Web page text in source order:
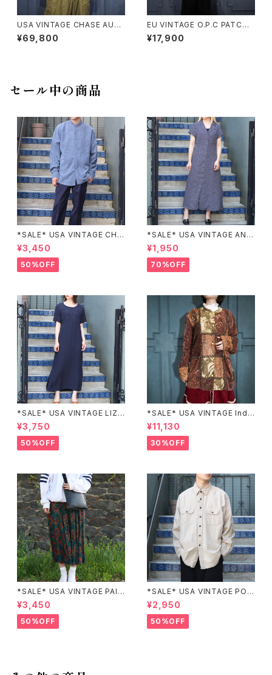
USA VINTAGE CHASE AUT
HENTICS JH DESIGN GROU
P JEFF HAMILTON BUDWEI
レーシングジャケット
¥69,800
EU VINTAGE O.P.C PATCH
WORK DESIGN HOODIE BL
OUSON MADE IN NEPAL/ヨ
¥17,900
セール中の商品
*SALE* USA VINTAGE CHE
CK PATTERNED BAND COL
LAR SHIRT/アメリカ古着チェッ
ク柄バンドカラーシャツ
¥3,450
50%OFF
*SALE* USA VINTAGE ANN
EX HALF SLEEVE FLOWER
PATTERNED ONE PIECE/ア
メリカ古着半袖花柄ワンピース
¥1,950
70%OFF
*SALE* USA VINTAGE LIZ c
laiborne EMBROIDERY DES
IGN NAVY ONE PIECE/アメリ
カ古着刺繍デザインネイビーワ
ンピース
¥3,750
50%OFF
*SALE* USA VINTAGE Indi
go moon PATCHWORK EM
BROIDERY DESIGN JACKE
T/アメリカ古着パッチワーク刺
繍ジャケット
¥11,130
30%OFF
*SALE* USA VINTAGE PAIS
LEY PATTERNED DESIGN S
KIRT/アメリカ古着ペイズリー
柄デザインスカート
¥3,450
50%OFF
*SALE* USA VINTAGE POC
KET DESIGN SHIRT/アメリカ
古着ポケットデザインシャツ
¥2,950
50%OFF